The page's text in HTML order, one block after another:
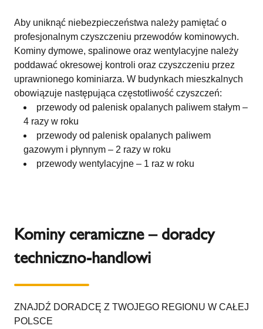
Aby uniknąć niebezpieczeństwa należy pamiętać o
profesjonalnym czyszczeniu przewodów kominowych.
Kominy dymowe, spalinowe oraz wentylacyjne należy
poddawać okresowej kontroli oraz czyszczeniu przez
uprawnionego kominiarza. W budynkach mieszkalnych
obowiązuje następująca częstotliwość czyszczeń:
przewody od palenisk opalanych paliwem stałym –
4 razy w roku
przewody od palenisk opalanych paliwem
gazowym i płynnym – 2 razy w roku
przewody wentylacyjne – 1 raz w roku
Kominy ceramiczne – doradcy
techniczno-handlowi
ZNAJDŹ DORADCĘ Z TWOJEGO REGIONU W CAŁEJ
POLSCE